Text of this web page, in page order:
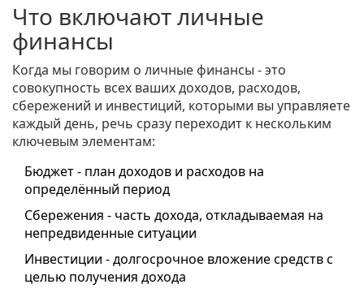
Что включают личные
финансы
Когда мы говорим о личные финансы -это
совокупность всех ваших доходов, расходов,
сбережений и инвестиций, которыми вы управляете
каждый день, речь сразу переходит к нескольким
ключевым элементам:
Бюджет- план доходов и расходов на
определённый период
Сбережения - часть дохода, откладываемая на
непредвиденные ситуации
Инвестиции -долгосрочное вложение средств с
целью получения дохода